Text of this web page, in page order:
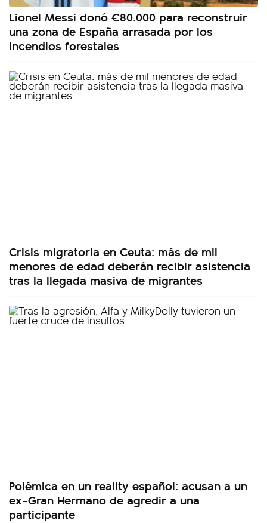
Lionel Messi donó €80.000 para reconstruir
una zona de España arrasada por los
incendios forestales
Crisis migratoria en Ceuta: más de mil
menores de edad deberán recibir asistencia
tras la llegada masiva de migrantes
Polémica en un reality español: acusan a un
ex–Gran Hermano de agredir a una
participante